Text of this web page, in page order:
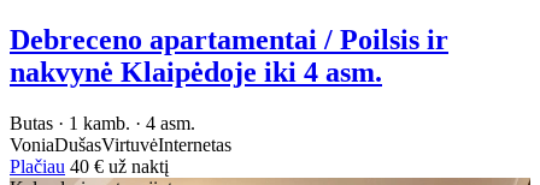
Debreceno apartamentai / Poilsis ir
nakvynė Klaipėdoje iki 4 asm.
Butas · 1 kamb. · 4 asm.
VoniaDušasVirtuvėInternetas
Plačiau 40 € už naktį